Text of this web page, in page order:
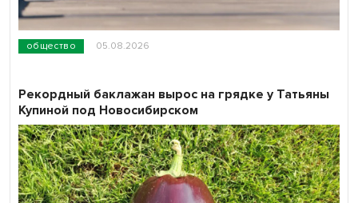
общество 05.08.2026
Рекордный баклажан вырос на грядке у Татьяны
Купиной под Новосибирском